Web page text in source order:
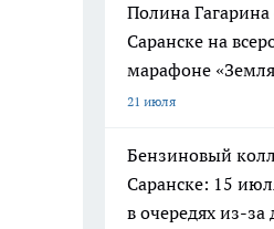
Полина Гагарина
Саранске на
марафоне
21 июля
Бензиновый
Саранске: 15
в очередях из-